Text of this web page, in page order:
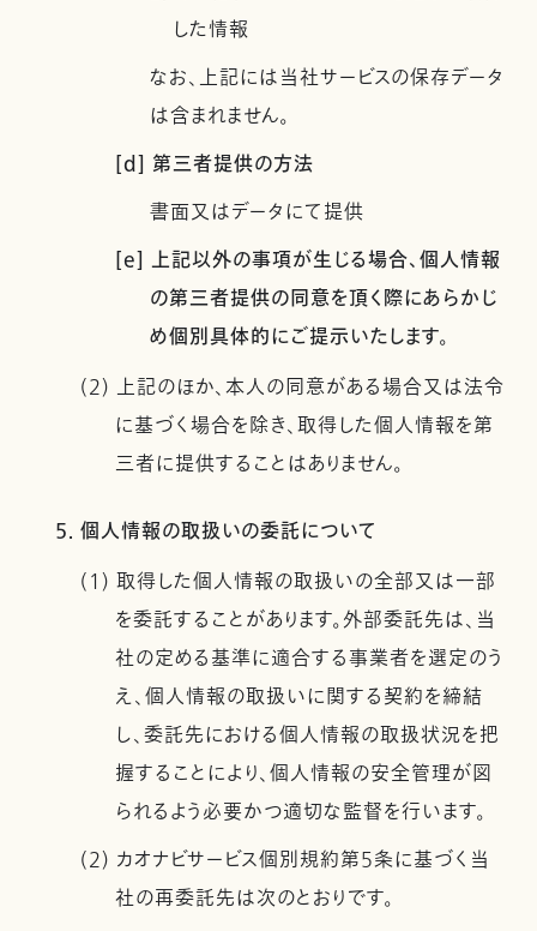
した情報
なお、上記には当社サービスの保存データ
は含まれません。
[d] 第三者提供の方法
書面又はデータにて提供
[e] 上記以外の事項が生じる場合、個人情報
の第三者提供の同意を頂く際にあらかじ
め個別具体的にご提示いたします。
(2) 上記のほか、本人の同意がある場合又は法令
に基づく場合を除き、取得した個人情報を第
三者に提供することはありません。
5. 個人情報の取扱いの委託について
(1) 取得した個人情報の取扱いの全部又は一部
を委託することがあります。外部委託先は、当
社の定める基準に適合する事業者を選定のう
え、個人情報の取扱いに関する契約を締結
し、委託先における個人情報の取扱状況を把
握することにより、個人情報の安全管理が図
られるよう必要かつ適切な監督を行います。
(2) カオナビサービス個別規約第5条に基づく当
社の再委託先は次のとおりです。